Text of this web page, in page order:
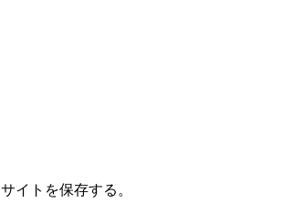
イトを保存する。